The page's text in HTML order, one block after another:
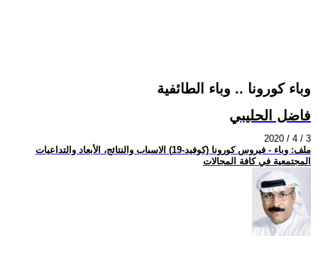
وباء كورونا .. وباء الطائفية
فاضل الحليبي
2020 / 4 / 3
ملف: وباء - فيروس كورونا (كوفيد-19) الاسباب والنتائج، الأبعاد والتداعيات
المجتمعية في كافة المجالات